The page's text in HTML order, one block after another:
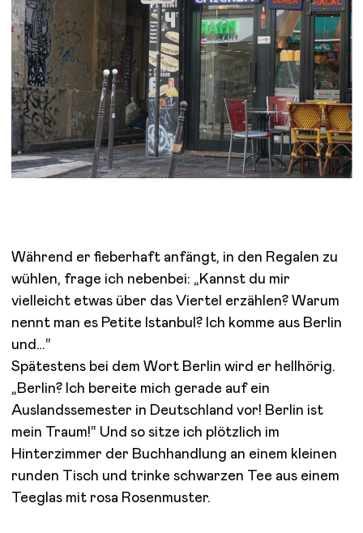
Während er fieberhaft anfängt, in den Regalen zu
wühlen, frage ich nebenbei: „Kannst du mir
vielleicht etwas über das Viertel erzählen? Warum
nennt man es Petite Istanbul? Ich komme aus Berlin
und…“
Spätestens bei dem Wort Berlin wird er hellhörig.
„Berlin? Ich bereite mich gerade auf ein
Auslandssemester in Deutschland vor! Berlin ist
mein Traum!“ Und so sitze ich plötzlich im
Hinterzimmer der Buchhandlung an einem kleinen
runden Tisch und trinke schwarzen Tee aus einem
Teeglas mit rosa Rosenmuster.